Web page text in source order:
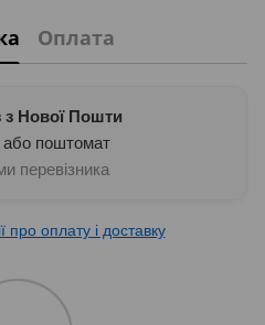
Оплата
з Нової Пошти
або поштомат
перевізника
про оплату і доставку